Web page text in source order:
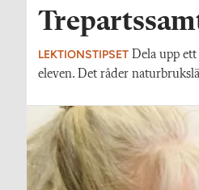
LEKTIONSTIPSET Dela upp
eleven. Det råder